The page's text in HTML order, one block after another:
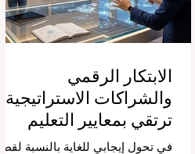
الذي عُقد في لحظة حاسمة، أن
الأولوية لرفع #جودة_التعليم هو
المحفز الأساسي وال
الابتكار الرقمي
والشراكات الاستراتيجية
ترتقي بمعايير التعليم
العالمية
في تحول إيجابي للغاية بالنسبة